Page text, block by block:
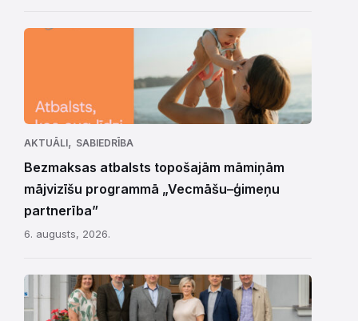
AKTUĀLI, SABIEDRĪBA
Bezmaksas atbalsts topošajām māmiņām
mājvizīšu programmā „Vecmāšu–ģimeņu
partnerība”
6. augusts, 2026.